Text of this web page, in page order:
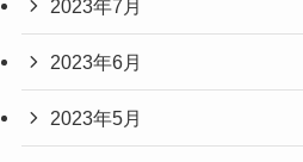
2023年7月
2023年6月
2023年5月